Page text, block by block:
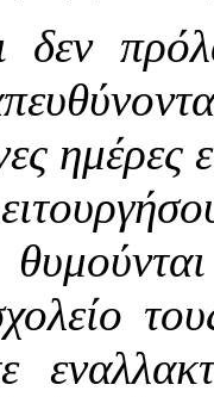
δεν
ημέρες